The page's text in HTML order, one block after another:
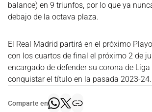
balance) en 9 triunfos, por lo que ya
debajo de la octava plaza.
El Real Madrid partirá en el próximo
con los cuartos de final el próximo 2 de
encargado de defender su corona de Liga
conquistar el título en la pasada 2023-24.
Comparte en